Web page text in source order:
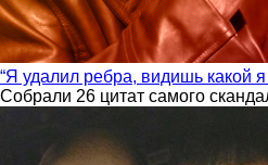
“Я удалил ребра, видишь какой я
Собрали 26 цитат самого